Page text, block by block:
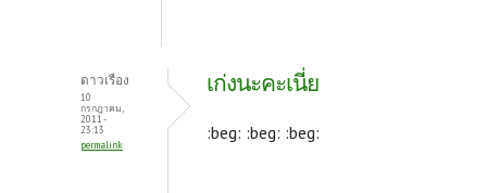
ดาวเรือง
10
กรกฎาคม,
2011 -
23:13
permalink
เก่งนะคะเนี่ย
:beg: :beg: :beg: